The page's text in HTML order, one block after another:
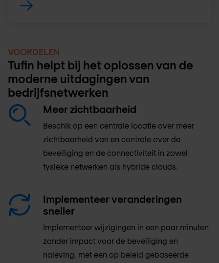
VOORDELEN
Tufin helpt bij het oplossen van de
moderne uitdagingen van
bedrijfsnetwerken
Meer zichtbaarheid
Beschik op een centrale locatie over meer
zichtbaarheid van en controle over de
beveiliging en de connectiviteit in zowel
fysieke netwerken als hybride clouds.
Implementeer veranderingen
sneller
Implementeer wijzigingen in een paar minuten
zonder impact voor de beveiliging en
naleving, met een op beleid gebaseerde